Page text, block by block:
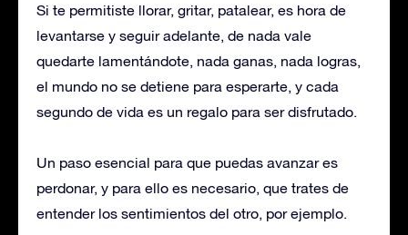
Si te permitiste llorar, gritar, patalear, es hora de
levantarse y seguir adelante, de nada vale
quedarte lamentándote, nada ganas, nada logras,
el mundo no se detiene para esperarte, y cada
segundo de vida es un regalo para ser disfrutado.
Un paso esencial para que puedas avanzar es
perdonar, y para ello es necesario, que trates de
entender los sentimientos del otro, por ejemplo.